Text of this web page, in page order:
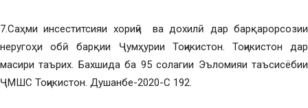
7.Саҳми инсеститсияи хориҷӣ ва дохилӣ дар барқарорсозии
неругоҳи обӣ барқии Ҷумҳурии Тоҷикистон. Тоҷикистон дар
масири таърих. Бахшида ба 95 солагии Эъломияи таъсисёбии
ҶМШС Тоҷикистон. Душанбе-2020-С 192.